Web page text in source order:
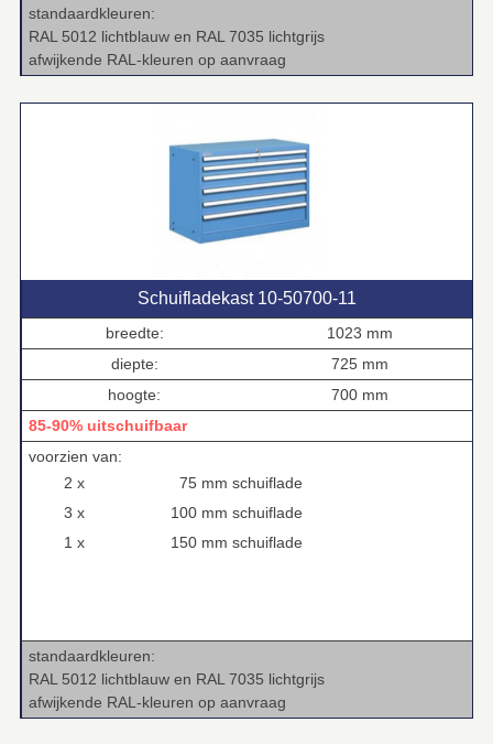
standaardkleuren:
RAL 5012 lichtblauw en RAL 7035 lichtgrijs
afwijkende RAL‑kleuren op aanvraag
Schuifladekast 10‑50700‑11
breedte:
1023 mm
diepte:
725 mm
hoogte:
700 mm
85-90% uitschuifbaar
voorzien van:
2 x
75 mm schuiflade
3 x
100 mm schuiflade
1 x
150 mm schuiflade
standaardkleuren:
RAL 5012 lichtblauw en RAL 7035 lichtgrijs
afwijkende RAL‑kleuren op aanvraag